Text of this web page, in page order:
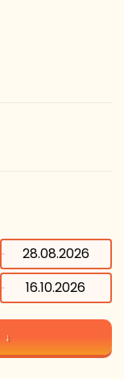
28.08.2026
16.10.2026